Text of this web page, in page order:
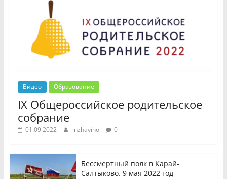
Видео Образование
IX Общероссийское родительское
собрание
01.09.2022 inzhavino 0
Бессмертный полк в Карай-
Салтыково. 9 мая 2022 год